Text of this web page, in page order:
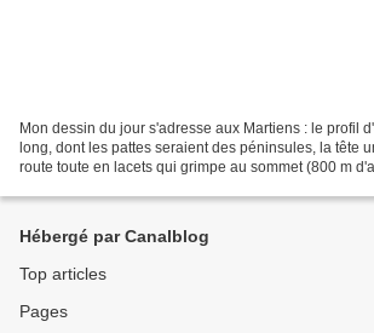
Mon dessin du jour s'adresse aux Martiens : le profil
long, dont les pattes seraient des péninsules, la tête
route toute en lacets qui grimpe au sommet (800 m
Hébergé par Canalblog
Top articles
Pages